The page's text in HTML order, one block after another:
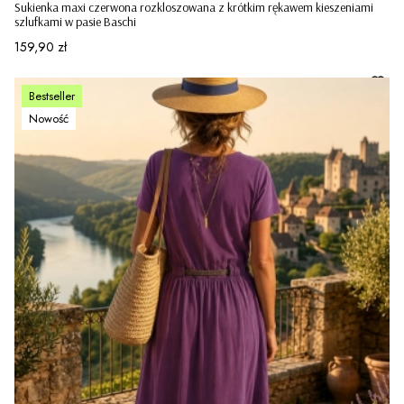
Sukienka maxi czerwona rozkloszowana z krótkim rękawem kieszeniami
szlufkami w pasie Baschi
Cena
159,90 zł
Bestseller
Nowość